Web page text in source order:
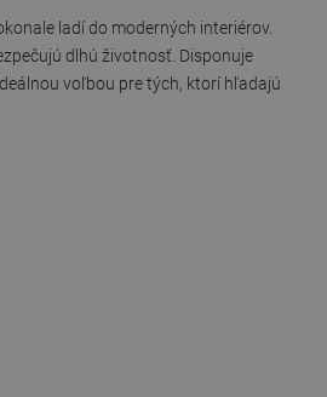
ladí do moderných interiérov.
dlhú životnosť. Disponuje
voľbou pre tých, ktorí hľadajú